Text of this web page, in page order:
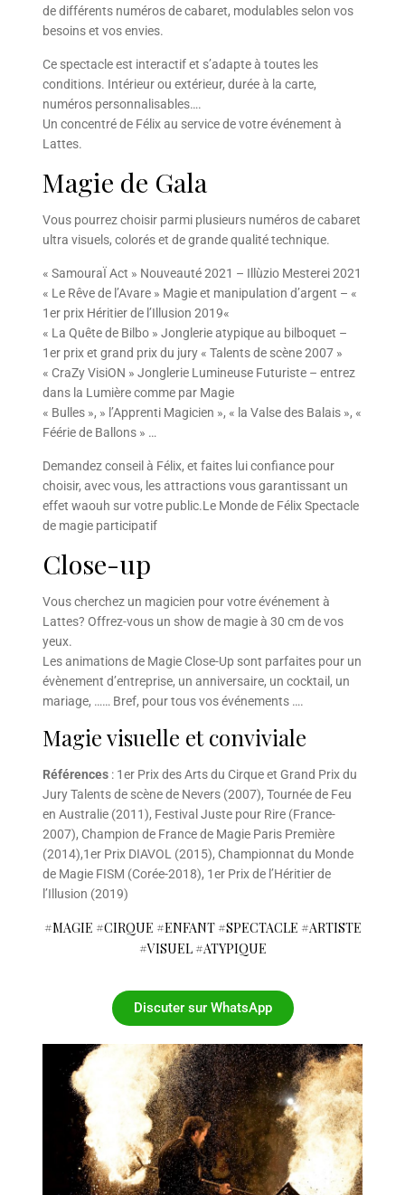
de différents numéros de cabaret, modulables selon vos
besoins et vos envies.
Ce spectacle est interactif et s’adapte à toutes les
conditions. Intérieur ou extérieur, durée à la carte,
numéros personnalisables….
Un concentré de Félix au service de votre événement à
Lattes.
Magie de Gala
Vous pourrez choisir parmi plusieurs numéros de cabaret
ultra visuels, colorés et de grande qualité technique.
« SamouraÏ Act » Nouveauté 2021 – Illùzio Mesterei 2021
« Le Rêve de l’Avare » Magie et manipulation d’argent – «
1er prix Héritier de l’Illusion 2019«
« La Quête de Bilbo » Jonglerie atypique au bilboquet –
1er prix et grand prix du jury « Talents de scène 2007 »
« CraZy VisiON » Jonglerie Lumineuse Futuriste – entrez
dans la Lumière comme par Magie
« Bulles », » l’Apprenti Magicien », « la Valse des Balais », «
Féérie de Ballons » …
Demandez conseil à Félix, et faites lui confiance pour
choisir, avec vous, les attractions vous garantissant un
effet waouh sur votre public.Le Monde de Félix Spectacle
de magie participatif
Close-up
Vous cherchez un magicien pour votre événement à
Lattes? Offrez-vous un show de magie à 30 cm de vos
yeux.
Les animations de Magie Close-Up sont parfaites pour un
évènement d’entreprise, un anniversaire, un cocktail, un
mariage, …… Bref, pour tous vos événements ….
Magie visuelle et conviviale
Références : 1er Prix des Arts du Cirque et Grand Prix du
Jury Talents de scène de Nevers (2007), Tournée de Feu
en Australie (2011), Festival Juste pour Rire (France-
2007), Champion de France de Magie Paris Première
(2014),1er Prix DIAVOL (2015), Championnat du Monde
de Magie FISM (Corée-2018), 1er Prix de l’Héritier de
l’Illusion (2019)
#MAGIE #CIRQUE #ENFANT #SPECTACLE #ARTISTE
#VISUEL #ATYPIQUE
Discuter sur WhatsApp